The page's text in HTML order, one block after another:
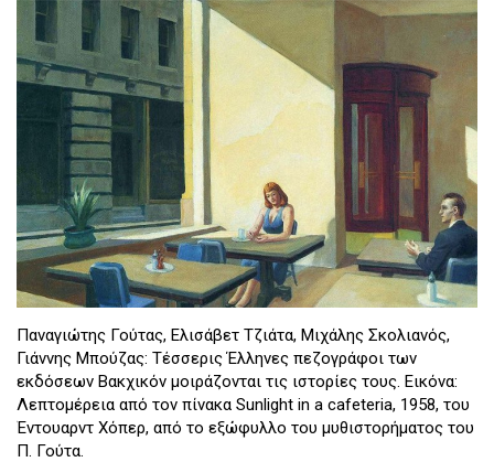
Παναγιώτης Γούτας, Ελισάβετ Τζιάτα, Μιχάλης Σκολιανός,
Γιάννης Μπούζας: Τέσσερις Έλληνες πεζογράφοι των
εκδόσεων Βακχικόν μοιράζονται τις ιστορίες τους. Εικόνα:
Λεπτομέρεια από τον πίνακα Sunlight in a cafeteria, 1958, του
Έντουαρντ Χόπερ, από το εξώφυλλο του μυθιστορήματος του
Π. Γούτα.